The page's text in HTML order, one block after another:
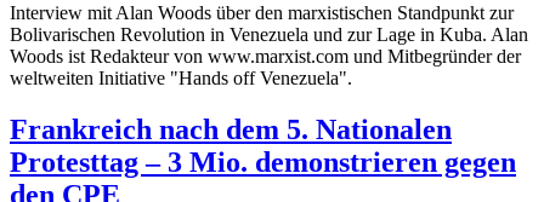
Interview mit Alan Woods über den marxistischen Standpunkt zur
Bolivarischen Revolution in Venezuela und zur Lage in Kuba. Alan
Woods ist Redakteur von www.marxist.com und Mitbegründer der
weltweiten Initiative "Hands off Venezuela".
Frankreich nach dem 5. Nationalen
Protesttag – 3 Mio. demonstrieren gegen
den CPE